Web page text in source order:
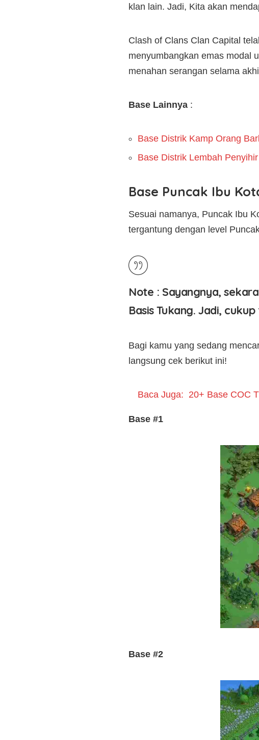
klan lain. Jadi, Kita akan
Clash of Clans Clan Capital
menyumbangkan emas modal
menahan serangan selama
Base Lainnya :
Base Distrik Kamp Orang
Base Distrik Lembah
Base Puncak Ibu
Sesuai namanya, Puncak Ibu
tergantung dengan level
Note : Sayangnya,
Basis Tukang. Jadi,
Bagi kamu yang sedang
langsung cek berikut ini!
Baca Juga: 20+ Base COC
Base #1
Base #2